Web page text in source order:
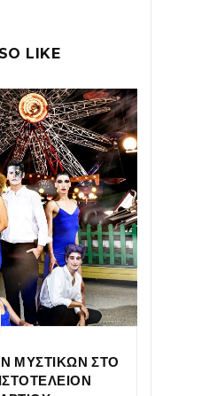
LIKE
ΜΥΣΤΙΚΩΝ ΣΤΟ